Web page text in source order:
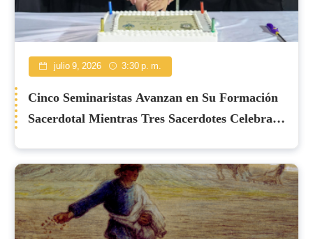
julio 9, 2026 3:30 p. m.
Cinco Seminaristas Avanzan en Su Formación
Sacerdotal Mientras Tres Sacerdotes Celebran